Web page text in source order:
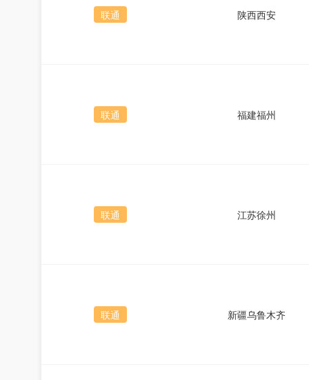
联通 陕西西安
联通 福建福州
联通 江苏徐州
联通 新疆乌鲁木齐